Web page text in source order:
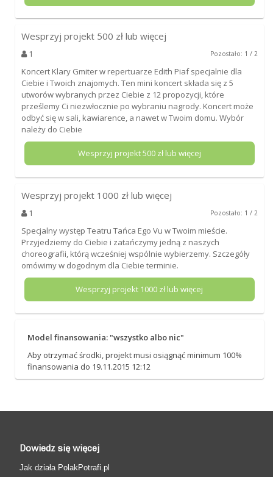
Wesprzyj projekt 500 zł lub więcej
1 Pozostało: 1 / 2
Koncert Klary Gmiter w repertuarze Edith Piaf specjalnie dla
Ciebie i Twoich znajomych. Ten mini koncert składa się z 5
utworów wybranych przez Ciebie z 12 propozycji, które
prześlemy Ci niezwłocznie po wybraniu nagrody. Koncert może
odbyć się w sali, kawiarence, a nawet w Twoim domu. Wybór
należy do Ciebie
Wesprzyj projekt500zł lub więcej
Wesprzyj projekt 1000 zł lub więcej
1 Pozostało: 1 / 2
Specjalny występ Teatru Tańca Ego Vu w Twoim mieście.
Przyjedziemy do Ciebie i zatańczymy jedną z naszych
choreografii, którą wcześniej wspólnie wybierzemy. Szczegóły
omówimy w dogodnym dla Ciebie terminie.
Wesprzyj projekt 1000 zł lub więcej
Model finansowania: "wszystko albo nic"
Aby otrzymać środki, projekt musi osiągnąć minimum 100%
finansowania do 19.11.2015 12:12
Dowiedz się więcej
Jak działa PolakPotrafi.pl